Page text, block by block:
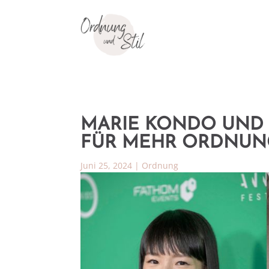
MARIE KONDO
FÜR MEHR
Juni 25, 2024 | Ordnung
Und